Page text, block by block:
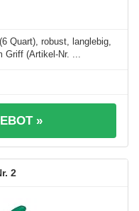
Quart), robust, langlebig,
Griff (Artikel-Nr. ...
»
2